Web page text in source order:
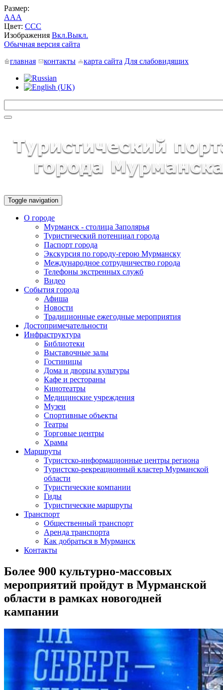
Размер:
AAA
Цвет: CCC
Изображения Вкл.Выкл.
Обычная версия сайта
главная
контакты карта сайта Для слабовидящих
Toggle navigation
О городе
Мурманск - столица Заполярья
Туристический потенциал города
Паспорт города
Экскурсия по городу-герою Мурманску
Международное сотрудничество города
Телефоны экстренных служб
Видео
События города
Афиша
Новости
Традиционные ежегодные мероприятия
Достопримечательности
Инфраструктура
Библиотеки
Выставочные залы
Гостиницы
Дома и дворцы культуры
Кафе и рестораны
Кинотеатры
Медицинские учреждения
Музеи
Спортивные объекты
Театры
Торговые центры
Храмы
Маршруты
Туристско-информационные центры региона
Туристско-рекреационный кластер Мурманской
области
Туристические компании
Гиды
Туристические маршруты
Транспорт
Общественный транспорт
Аренда транспорта
Как добраться в Мурманск
Контакты
Более 900 культурно-массовых
мероприятий пройдут в Мурманской
области в рамках новогодней
кампании